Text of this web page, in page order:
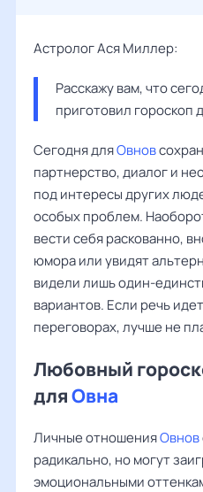
Астролог Ася Миллер:
Расскажу вам, что
приготовил гороскоп
Сегодня дляОвнов
партнерство, диалог и
под интересы других
особых проблем.
вести себя раскованно,
юмора или увидят
видели лишь один-
вариантов. Если речь
переговорах, лучше не
Любовный
дляОвна
Личные отношенияОвнов
радикально, но могут
эмоциональными